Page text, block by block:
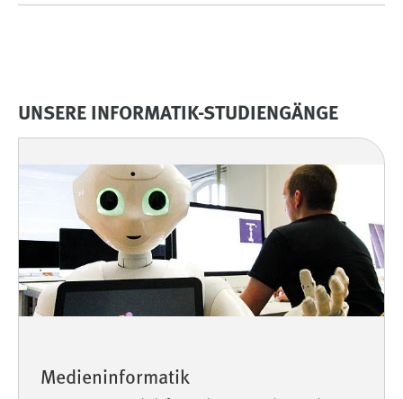
UNSERE INFORMATIK-STUDIENGÄNGE
Medieninformatik